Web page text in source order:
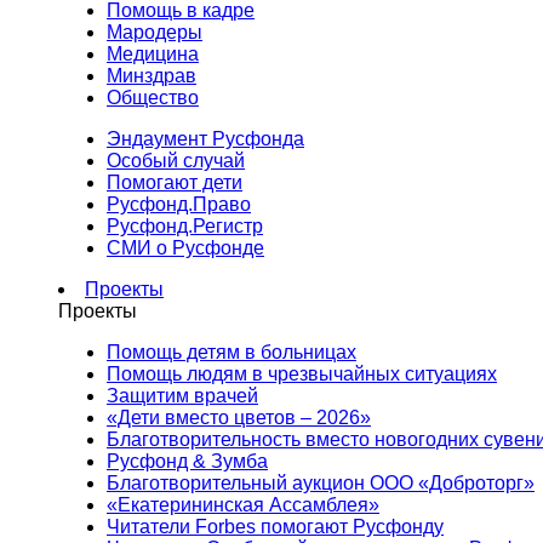
Помощь в кадре
Мародеры
Медицина
Минздрав
Общество
Эндаумент Русфонда
Особый случай
Помогают дети
Русфонд.Право
Русфонд.Регистр
СМИ о Русфонде
Проекты
Проекты
Помощь детям в больницах
Помощь людям в чрезвычайных ситуациях
Защитим врачей
«Дети вместо цветов – 2026»
Благотворительность вместо новогодних
Русфонд & Зумба
Благотворительный аукцион ООО «Доброторг»
«Екатерининская Ассамблея»
Читатели Forbes помогают Русфонду